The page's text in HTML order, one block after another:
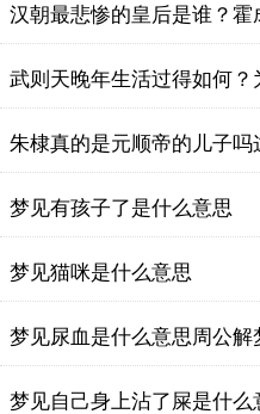
汉朝最悲惨的皇后是谁？霍
武则天晚年生活过得如何？
朱棣真的是元顺帝的儿子
梦见有孩子了是什么意思
梦见猫咪是什么意思
梦见尿血是什么意思周公解
梦见自己身上沾了屎是什么